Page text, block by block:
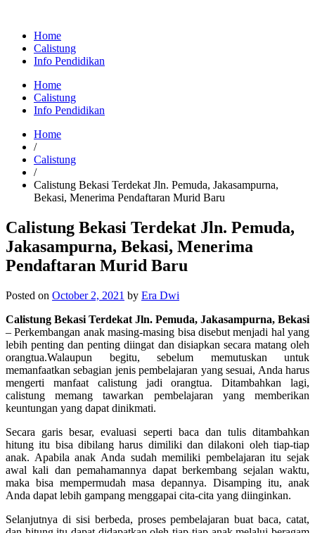
Home
Calistung
Info Pendidikan
Home
Calistung
Info Pendidikan
Home
/
Calistung
/
Calistung Bekasi Terdekat Jln. Pemuda, Jakasampurna,
Bekasi, Menerima Pendaftaran Murid Baru
Calistung Bekasi Terdekat Jln. Pemuda,
Jakasampurna, Bekasi, Menerima
Pendaftaran Murid Baru
Posted on October 2, 2021 by Era Dwi
Calistung Bekasi Terdekat Jln. Pemuda, Jakasampurna, Bekasi
–Perkembangan anak masing-masing bisa disebut menjadi hal yang
lebih penting dan penting diingat dan disiapkan secara matang oleh
orangtua.Walaupun begitu, sebelum memutuskan untuk
memanfaatkan sebagian jenis pembelajaran yang sesuai, Anda harus
mengerti manfaat calistung jadi orangtua. Ditambahkan lagi,
calistung memang tawarkan pembelajaran yang memberikan
keuntungan yang dapat dinikmati.
Secara garis besar, evaluasi seperti baca dan tulis ditambahkan
hitung itu bisa dibilang harus dimiliki dan dilakoni oleh tiap-tiap
anak. Apabila anak Anda sudah memiliki pembelajaran itu sejak
awal kali dan pemahamannya dapat berkembang sejalan waktu,
maka bisa mempermudah masa depannya. Disamping itu, anak
Anda dapat lebih gampang menggapai cita-cita yang diinginkan.
Selanjutnya di sisi berbeda, proses pembelajaran buat baca, catat,